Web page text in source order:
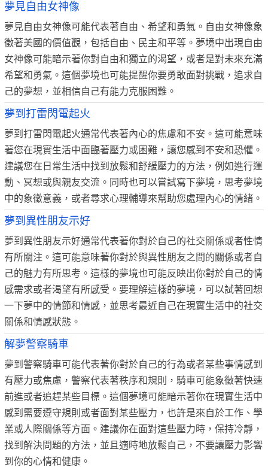
夢見自由女神像
夢見自由女神像可能代表著自由、希望和勇氣。自由女神像象
徵著美國的價值觀，包括自由、民主和平等。夢境中出現自由
女神像可能暗示著你對自由和獨立的渴望，或者是對未來充滿
希望和勇氣。這個夢境也可能提醒你要勇敢面對挑戰，追求自
己的夢想，並相信自己有能力克服困難。
夢到打雷閃電起火
夢到打雷閃電起火通常代表著內心的焦慮和不安。這可能意味
著您在現實生活中面臨著壓力或困難，讓您感到不安和恐懼。
建議您在日常生活中找到放鬆和舒緩壓力的方法，例如進行運
動、冥想或與親友交流。同時也可以嘗試寫下夢境，思考夢境
中的象徵意義，或者尋求心理輔導來幫助您處理內心的情緒。
夢到異性朋友示好
夢到異性朋友示好通常代表著你對於自己的社交關係或者性情
有所關注。這可能意味著你對於與異性朋友之間的關係或者自
己的魅力有所思考。這樣的夢境也可能反映出你對於自己的情
感需求或者渴望有所感受。要理解這樣的夢境，可以試著回想
一下夢中的情節和情感，並思考最近自己在現實生活中的社交
關係和情感狀態。
解夢警察騎車
夢到警察騎車可能代表著你對於自己的行為或者某些事情感到
有壓力或焦慮，警察代表著秩序和規則，騎車可能象徵著快速
前進或者追趕某些目標。這個夢境可能暗示著你在現實生活中
感到需要遵守規則或者面對某些壓力，也許是來自於工作、學
業或人際關係等方面。建議你在面對這些壓力時，保持冷靜，
找到解決問題的方法，並且適時地放鬆自己，不要讓壓力影響
到你的心情和健康。